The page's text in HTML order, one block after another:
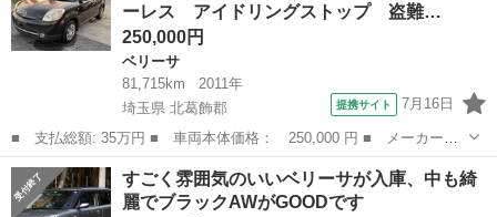
ーレス アイドリングストップ 盗難…
250,000円
ベリーサ
81,715km
2011年
埼玉県 北葛飾郡
提携サイト 7月16日
■ 支払総額: 35万円 ■ 車両本体価格： 250,000 円 ■ メーカー
名： マツダ ■ 車種名： ベリーサ ■ グレード名： Ｃ ナビ
バックカメラ キーレス アイドリングストップ 盗難防止システ
ム 衝突安全ボディ...
埼玉 北葛飾郡 ベリーサ
すごく雰囲気のいいベリーサが入庫、中も綺
麗でブラックAWがGOODです